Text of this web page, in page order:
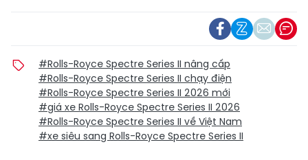
#Rolls-Royce Spectre Series II nâng cấp
#Rolls-Royce Spectre Series II chạy điện
#Rolls-Royce Spectre Series II 2026 mới
#giá xe Rolls-Royce Spectre Series II 2026
#Rolls-Royce Spectre Series II về Việt Nam
#xe siêu sang Rolls-Royce Spectre Series II